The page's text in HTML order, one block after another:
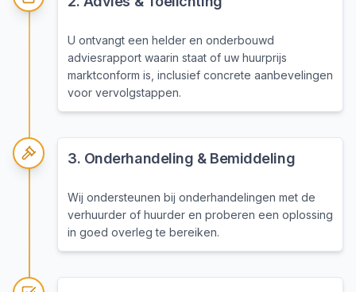
U ontvangt een helder en onderbouwd
adviesrapport waarin staat of uw huurprijs
marktconform is, inclusief concrete aanbevelingen
voor vervolgstappen.
3. Onderhandeling & Bemiddeling
Wij ondersteunen bij onderhandelingen met de
verhuurder of huurder en proberen een oplossing
in goed overleg te bereiken.